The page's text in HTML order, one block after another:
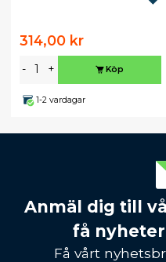
314,00 kr
- + Köp
1-2 vardagar
Anmäl dig till
få
Få vårt